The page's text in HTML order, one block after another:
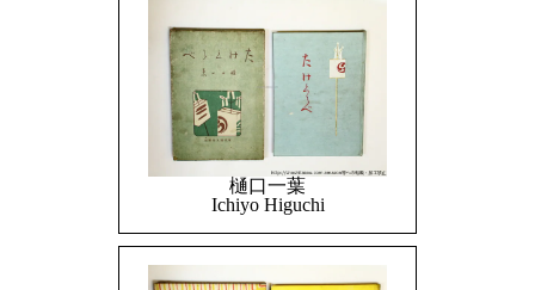
樋口一葉
Ichiyo Higuchi